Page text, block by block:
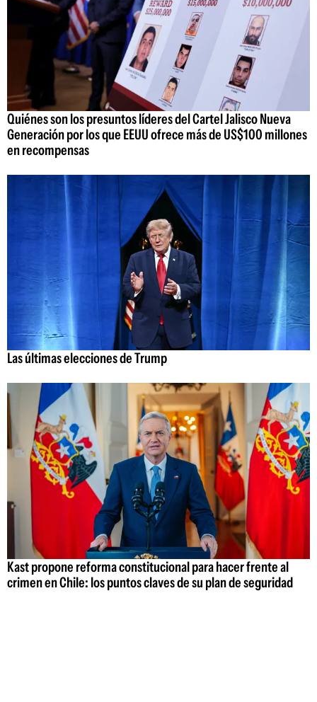
Quiénes son los presuntos líderes del Cartel Jalisco Nueva
Generación por los que EEUU ofrece más de US$100 millones
en recompensas
Las últimas elecciones de Trump
Kast propone reforma constitucional para hacer frente al
crimen en Chile: los puntos claves de su plan de seguridad